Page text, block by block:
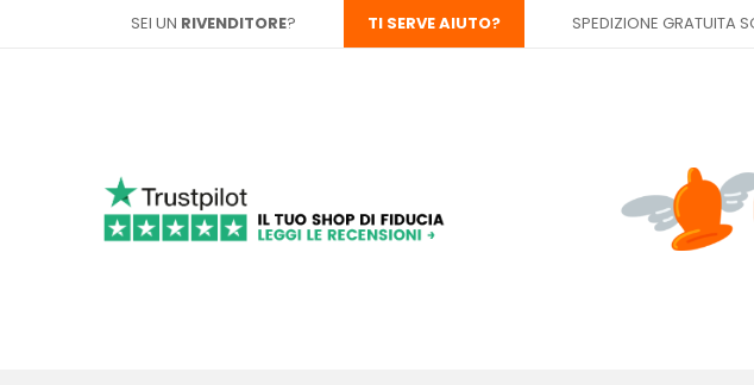
SEI UN RIVENDITORE? TI SERVE AIUTO? SPEDIZIONE GRATUITA